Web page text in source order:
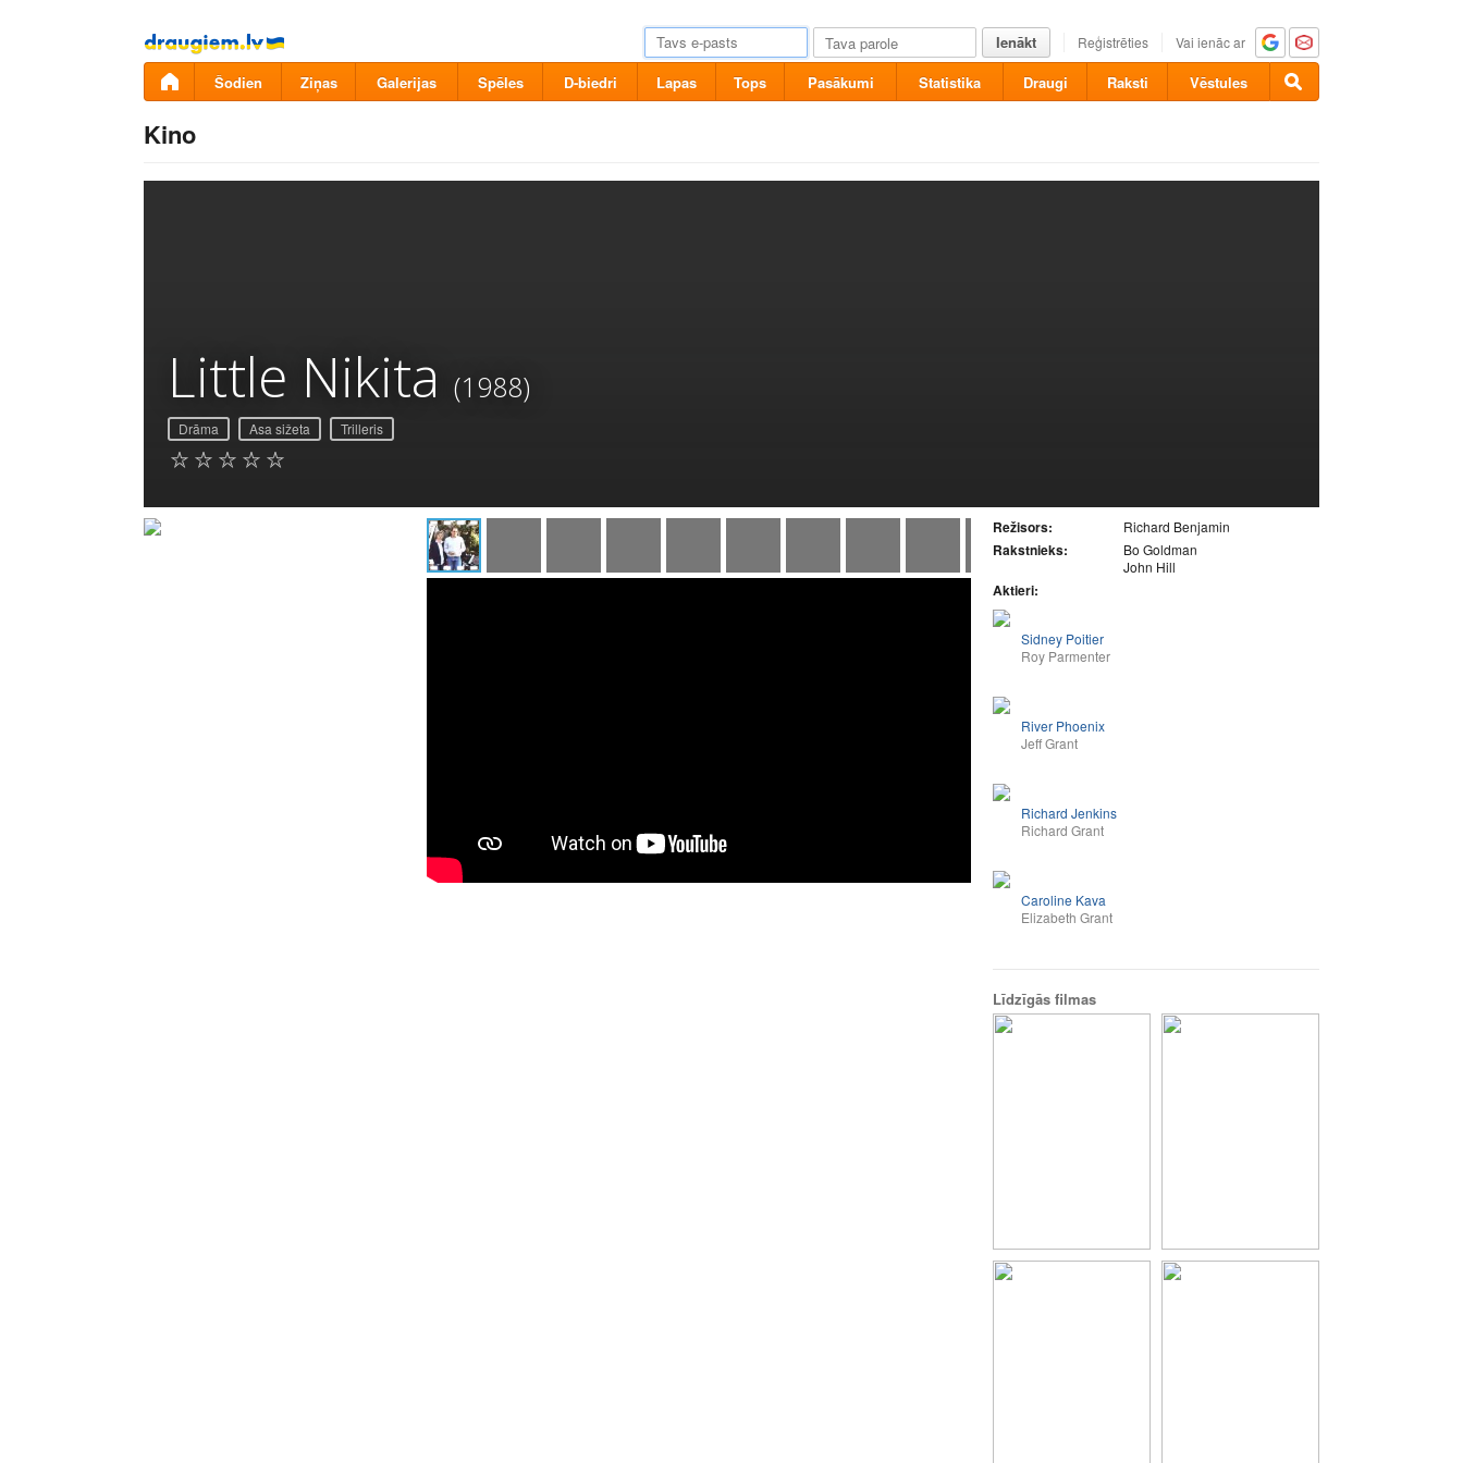
Pāriet
uz
saturu
Ienākt Reģistrēties Vai ienāc ar
Šodien Ziņas Galerijas Spēles D-biedri Lapas Tops Pasākumi Statistika Draugi Raksti Vēstules
Kino
Little Nikita (1988)
Drāma Asa sižeta Trilleris
Režisors: Richard Benjamin
Rakstnieks:
Bo Goldman
John Hill
Aktieri:
Sidney Poitier
Roy Parmenter
River Phoenix
Jeff Grant
Richard Jenkins
Richard Grant
Caroline Kava
Elizabeth Grant
Līdzīgās filmas